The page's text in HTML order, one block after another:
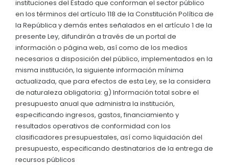
NEW
Convocatorias
GESTIÓN ADMINISTRATIVA
Plan de desarrollo y Ordenamiento Territorial -
Plan Anual Contratación - PAC
Plan Operativo Anual - POA
Convenios Institucionales
PRESUPUESTO: EJECUCIÓN Y REPORTES
Cédulas presupuestarias y balances
instituciones del Estado que conforman el sector público
en los términos del artículo 118 de la Constitución Política de
la República y demás entes señalados en el artículo 1 de la
presente Ley, difundirán a través de un portal de
información o página web, así como de los medios
necesarios a disposición del público, implementados en la
misma institución, la siguiente información mínima
actualizada, que para efectos de esta Ley, se la considera
de naturaleza obligatoria: g) Información total sobre el
presupuesto anual que administra la institución,
especificando ingresos, gastos, financiamiento y
resultados operativos de conformidad con los
clasificadores presupuestales, así como liquidación del
presupuesto, especificando destinatarios de la entrega de
recursos públicos